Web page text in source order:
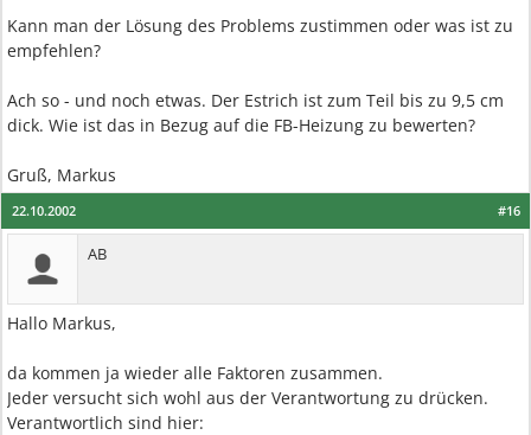
Kann man der Lösung des Problems zustimmen oder was ist zu
empfehlen?
Ach so - und noch etwas. Der Estrich ist zum Teil bis zu 9,5 cm
dick. Wie ist das in Bezug auf die FB-Heizung zu bewerten?
Gruß, Markus
#16
22.10.2002
AB
Hallo Markus,
da kommen ja wieder alle Faktoren zusammen.
Jeder versucht sich wohl aus der Verantwortung zu drücken.
Verantwortlich sind hier: